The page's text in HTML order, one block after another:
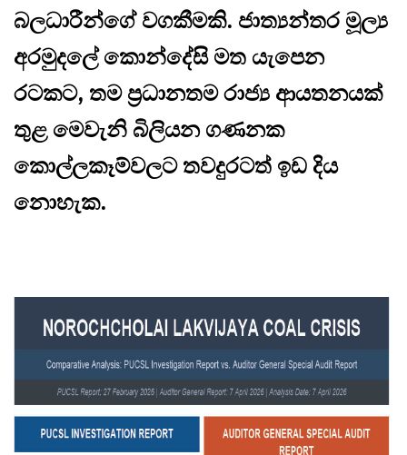
බලධාරීන්ගේ වගකීමකි. ජාත්‍යන්තර මූල්‍ය
අරමුදලේ කොන්දේසි මත යැපෙන
රටකට, තම ප්‍රධානතම රාජ්‍ය ආයතනයක්
තුළ මෙවැනි බිලියන ගණනක
කොල්ලකෑම්වලට තවදුරටත් ඉඩ දිය
නොහැක.